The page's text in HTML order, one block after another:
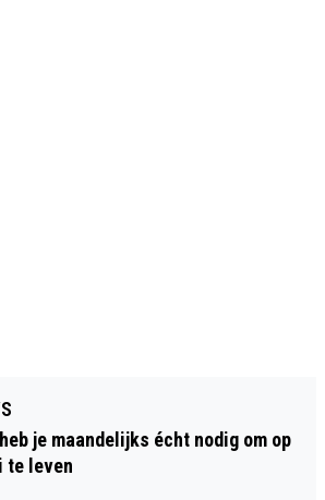
je maandelijks écht nodig om op
te leven